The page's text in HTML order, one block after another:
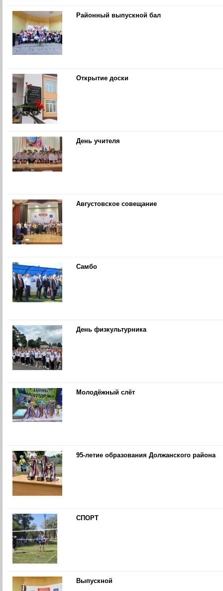
Районный выпускной бал
Открытие доски
День учителя
Августовское совещание
Самбо
День физкультурника
Молодёжный слёт
95-летие образования Должанского района
СПОРТ
Выпускной